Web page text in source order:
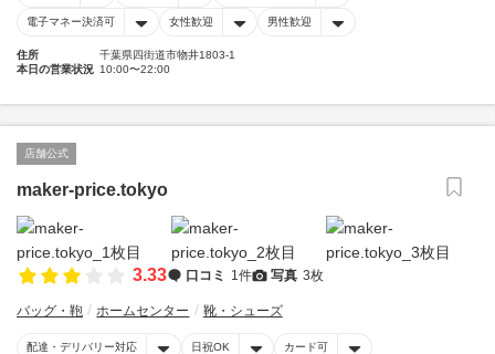
電子マネー決済可 女性歓迎 男性歓迎
住所
千葉県四街道市物井1803-1
本日の営業状況 10:00〜22:00
店舗公式
maker-price.tokyo
3.33 口コミ 1件 写真 3枚
バッグ・鞄 ホームセンター 靴・シューズ
配達・デリバリー対応 日祝OK カード可